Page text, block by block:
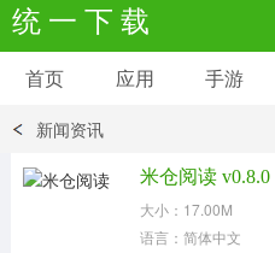
统 一 下 载
安卓应用
首页 应用 手游
新闻资讯
米仓阅读 v0.8.0
大小：17.00M
语言：简体中文